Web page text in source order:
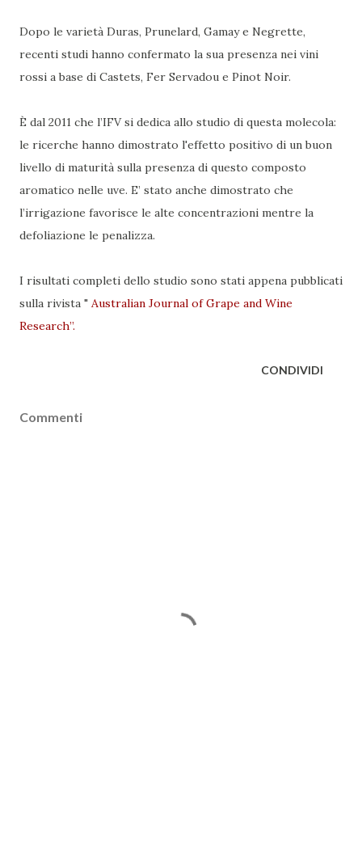
Dopo le varietà Duras, Prunelard, Gamay e Negrette,
recenti studi hanno confermato la sua presenza nei vini
rossi a base di Castets, Fer Servadou e Pinot Noir.
È dal 2011 che l’IFV si dedica allo studio di questa molecola:
le ricerche hanno dimostrato l'effetto positivo di un buon
livello di maturità sulla presenza di questo composto
aromatico nelle uve. E’ stato anche dimostrato che
l’irrigazione favorisce le alte concentrazioni mentre la
defoliazione le penalizza.
I risultati completi dello studio sono stati appena pubblicati
sulla rivista " Australian Journal of Grape and Wine
Research”.
CONDIVIDI
Commenti